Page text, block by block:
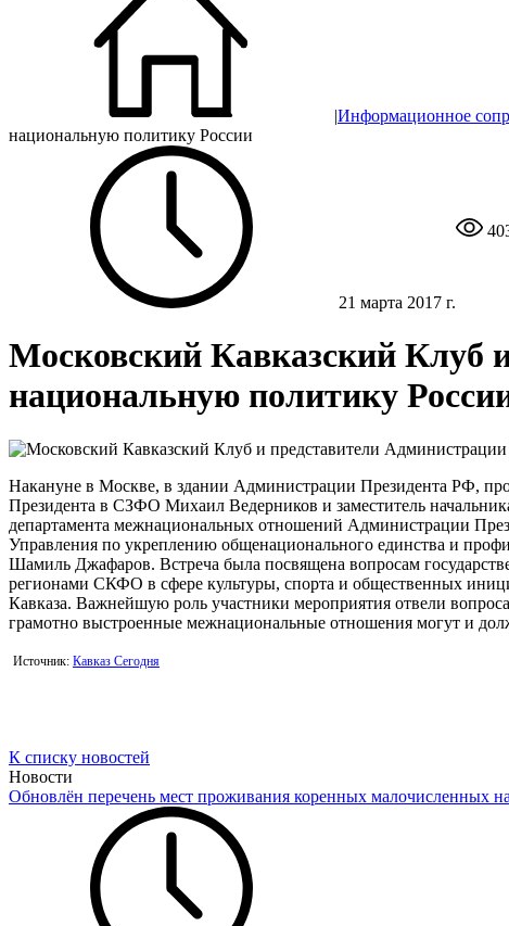
|Информационное
национальную политику России
21 марта 2017 г.
Московский Кавказский Клуб
национальную политику
Накануне в Москве, в здании Администрации Президента РФ,
Президента в СЗФО Михаил Ведерников и заместитель
департамента межнациональных отношений Администрации
Управления по укреплению общенационального единства и
Шамиль Джафаров. Встреча была посвящена вопросам
регионами СКФО в сфере культуры, спорта и общественных
Кавказа. Важнейшую роль участники мероприятия отвели
грамотно выстроенные межнациональные отношения могут и
Источник: Кавказ Сегодня
К списку новостей
Новости
Обновлён перечень мест проживания коренных малочисленных